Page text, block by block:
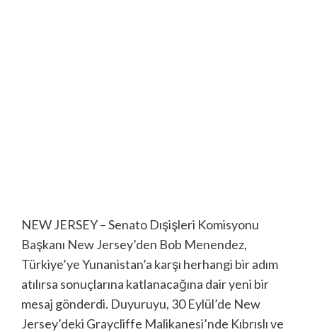
NEW JERSEY – Senato Dışişleri Komisyonu
Başkanı New Jersey’den Bob Menendez,
Türkiye’ye Yunanistan’a karşı herhangi bir adım
atılırsa sonuçlarına katlanacağına dair yeni bir
mesaj gönderdi. Duyuruyu, 30 Eylül’de New
Jersey’deki Graycliffe Malikanesi’nde Kıbrıslı ve